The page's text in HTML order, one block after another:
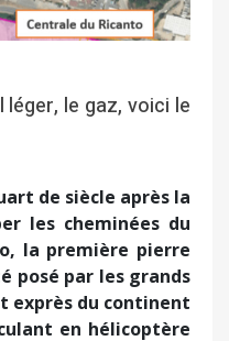
le gaz, voici le
de siècle après la
les cheminées du
la première pierre
posé par les grands
exprès du continent
en hélicoptère